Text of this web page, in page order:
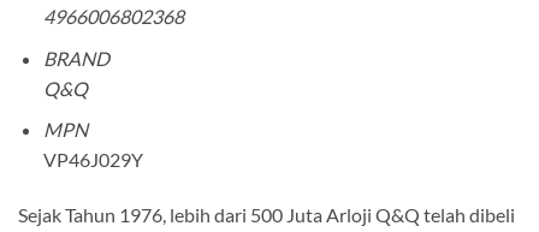
4966006802368
BRAND
Q&Q
MPN
VP46J029Y
Sejak Tahun 1976, lebih dari 500 Juta Arloji Q&Q telah dibeli